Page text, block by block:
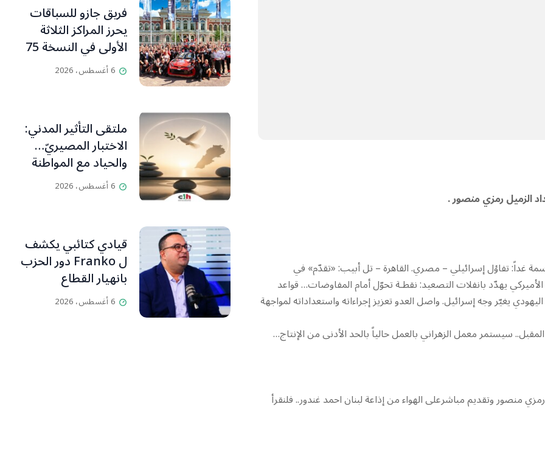
الزميل رمزي منصور .
غداً: تفاؤل إسرائيلي – مصري. القاهرة – تل أبيب: «تقدّم» في
يهدّد بانفلات التصعيد: نقطـة تحوّل أمام المفاوضات… قواعد
يغيّر وجه إسرائيل. واصل العدو تعزيز إجراءاته واستعداداته لمواجهة
من الكهرباء الأسبوع المقبل.. سيستمر معمل الزهراني بالعمل حالياً بالحد الأدنى من الإنتاج…
منصور وتقديم مباشرعلى الهواء من إذاعة لبنان احمد غندور.. فلنقرأ
فريق جازو للسباقات
يحرز المراكز الثلاثة
الأولى في النسخة 75
من رالي فنلندا
6 أغسطس، 2026
ملتقى التأثير المدني:
الاختبار المصيريّ…
والحياد مع المواطنة
بوصلة
6 أغسطس، 2026
قيادي كتائبي يكشف
ل Franko دور الحزب
بانهيار القطاع
المصرفي
6 أغسطس، 2026